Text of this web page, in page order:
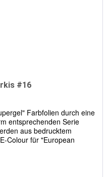
#16
Farbfolien durch eine
entsprechenden Serie
aus bedrucktem
Colour für "European